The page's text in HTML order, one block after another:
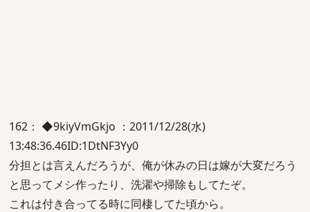
162： ◆9kiyVmGkjo ：2011/12/28(水)
13:48:36.46ID:1DtNF3Yy0
分担とは言えんだろうが、俺が休みの日は嫁が大変だろう
と思ってメシ作ったり、洗濯や掃除もしてたぞ。
これは付き合ってる時に同棲してた頃から。